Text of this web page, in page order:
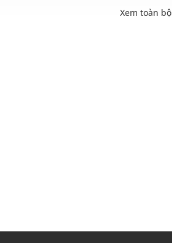
Xem toàn bộ